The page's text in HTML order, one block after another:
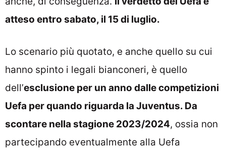
atteso entro sabato, il 15 di luglio.
Lo scenario più quotato, e anche quello su cui
hanno spinto i legali bianconeri, è quello
dell’esclusione per un anno dalle competizioni
Uefa per quando riguarda la Juventus. Da
scontare nella stagione 2023/2024, ossia non
partecipando eventualmente alla Uefa